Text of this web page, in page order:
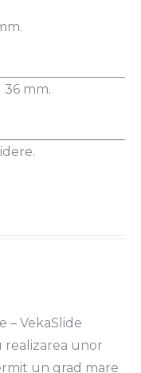
mm.
– VekaSlide
realizarea unor
un grad mare